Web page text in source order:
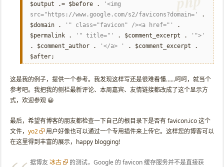
$output .= $before .
'<img
src="https://www.google.com/s2/favicons?domain='
.
$domain .
'" class="favicon" /><a href="'
.
$permalink .
'" title="' . $comment_excerpt .
'">'
. $comment_author .
'</a> '
. $comment_excerpt .
$after;
这是我的例子，提供一个参考。我发现这样写还是很难看懂……呵呵，就当个
参考吧。我把我的侧栏最新评论、本周嘉宾、友情链接都改成了这个显示方
式，欢迎参观 😀
最后，希望有博客的朋友都检查一下自己的根目录下是否有 favicon.ico 这个
文件， yo2
用户好像也可以通过一个专用插件来上传它。这样您的博客可以
在这里得到丰富的展示，happy blogging!
据博友冰古
的测试，Google 的 favicon 缓存服务并不是直接获